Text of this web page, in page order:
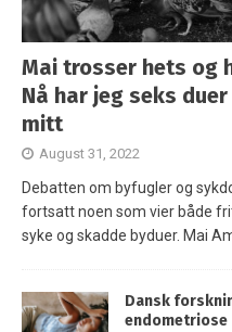
Mai trosser hets og
Nå har jeg seks
mitt
August 31, 2022
Debatten om byfugler og
fortsatt noen som vier både
syke og skadde byduer. Mai
Dansk
endometriose